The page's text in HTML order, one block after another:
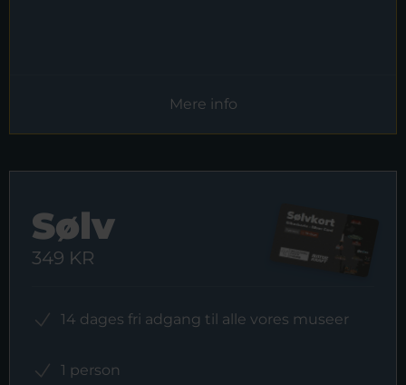
Mere info
Sølv
349 KR
14 dages fri adgang til alle vores museer
1 person